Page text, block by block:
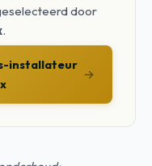
door
.
installateur
→